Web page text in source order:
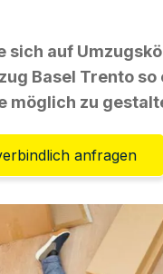
sich auf
Basel Trento
möglich zu
anfragen